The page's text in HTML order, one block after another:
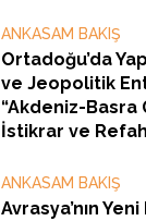
ANKASAM BAKIŞ
Ortadoğu’da
ve Jeopolitik
“Akdeniz-Basra
İstikrar ve Refah
ANKASAM BAKIŞ
Avrasya’nın